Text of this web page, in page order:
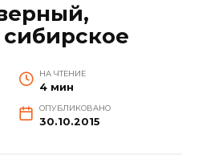
НА ЧТЕНИЕ
4 мин
ОПУБЛИКОВАНО
30.10.2015